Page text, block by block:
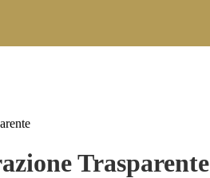
Trasparente